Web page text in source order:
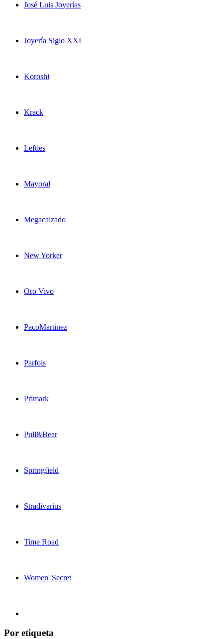
José Luis Joyerías
Joyería Siglo XXI
Koroshi
Krack
Lefties
Mayoral
Megacalzado
New Yorker
Oro Vivo
PacoMartinez
Parfois
Primark
Pull&Bear
Springfield
Stradivarius
Time Road
Women' Secret
Por etiqueta